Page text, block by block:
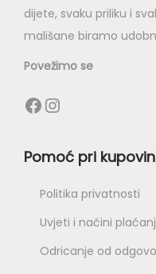
dijete, svaku priliku i
mališane biramo
Povežimo se
Pomoć pri
Politika privatnosti
Uvjeti i načini
Odricanje od